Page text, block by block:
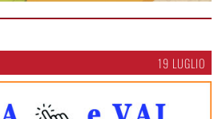
19 LUGLIO